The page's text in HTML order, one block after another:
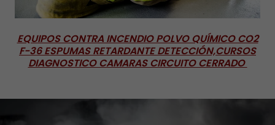
EQUIPOS CONTRA INCENDIO POLVO QUÍMICO CO2
F-36 ESPUMAS RETARDANTE DETECCIÓN,CURSOS
DIAGNOSTICO CAMARAS CIRCUITO CERRADO